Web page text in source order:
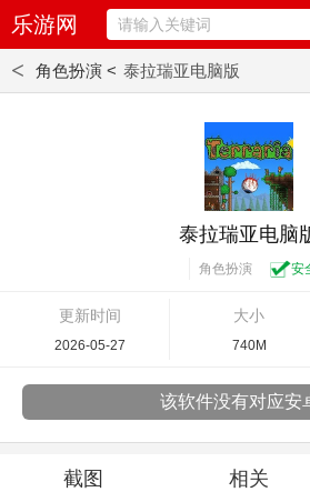
乐游网
< 角色扮演 < 泰拉瑞亚电脑版
泰拉瑞亚电脑
角色扮演 安
更新时间
2026-05-27
大小
740M
该软件没有对应安
截图 相关